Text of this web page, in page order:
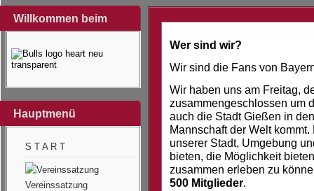
Willkommen beim
Hauptmenü
S T A R T
Vereinssatzung
Wer sind wir?
Wir sind die Fans von
Wir haben uns am Freitag,
zusammengeschlossen um
auch die Stadt Gießen in
Mannschaft der Welt
unserer Stadt, Umgebung
bieten, die Möglichkeit
zusammen erleben zu
500 Mitglieder.